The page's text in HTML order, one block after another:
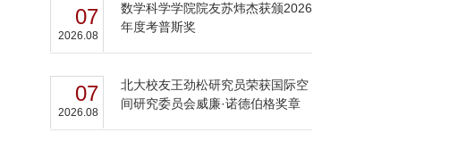
07
2026.08
数学科学学院院友苏炜杰获颁2026
年度考普斯奖
07
2026.08
北大校友王劲松研究员荣获国际空
间研究委员会威廉·诺德伯格奖章